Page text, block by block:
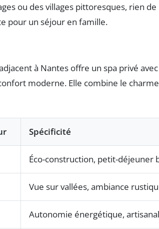
ou des villages pittoresques, rien
pour un séjour en famille.
à Nantes offre un spa privé
moderne. Elle combine le
Spécificité
Éco-construction, petit-déjeuner
Vue sur vallées, ambiance
Autonomie énergétique,